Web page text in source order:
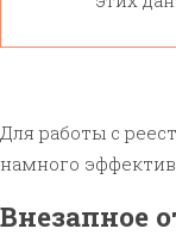
Для работы с
намного
Внезапное